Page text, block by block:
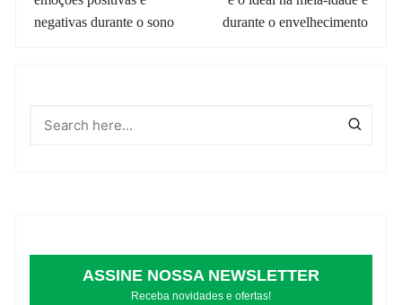
post
negativas durante o sono
durante o envelhecimento
ASSINE NOSSA NEWSLETTER
Receba novidades e ofertas!